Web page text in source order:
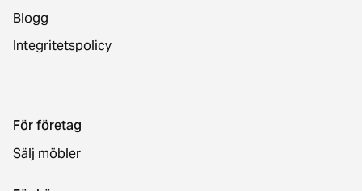
Blogg
Integritetspolicy
För företag
Sälj möbler